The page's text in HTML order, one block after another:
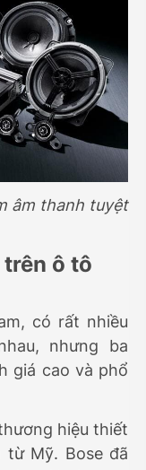
âm thanh tuyệt
ô tô
có rất nhiều
nhưng ba
giá cao và phổ
hiệu thiết
từ Mỹ. Bose đã